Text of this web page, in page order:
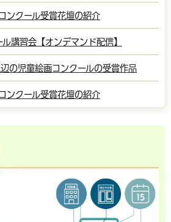
ンクール受賞花壇の紹介
講習会【オンデマンド配信】
の児童絵画コンクールの受賞作品
ンクール受賞花壇の紹介